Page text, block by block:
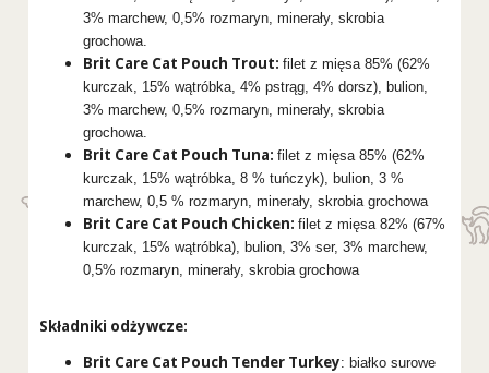
3% marchew, 0,5% rozmaryn, minerały, skrobia
grochowa.
Brit Care Cat Pouch Trout: filet z mięsa 85% (62%
kurczak, 15% wątróbka, 4% pstrąg, 4% dorsz), bulion,
3% marchew, 0,5% rozmaryn, minerały, skrobia
grochowa.
Brit Care Cat Pouch Tuna: filet z mięsa 85% (62%
kurczak, 15% wątróbka, 8 % tuńczyk), bulion, 3 %
marchew, 0,5 % rozmaryn, minerały, skrobia grochowa
Brit Care Cat Pouch Chicken: filet z mięsa 82% (67%
kurczak, 15% wątróbka), bulion, 3% ser, 3% marchew,
0,5% rozmaryn, minerały, skrobia grochowa
Składniki odżywcze:
Brit Care Cat Pouch Tender Turkey: białko surowe